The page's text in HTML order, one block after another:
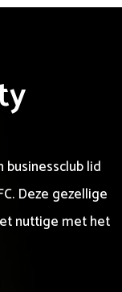
lid
Deze gezellige
nuttige met het